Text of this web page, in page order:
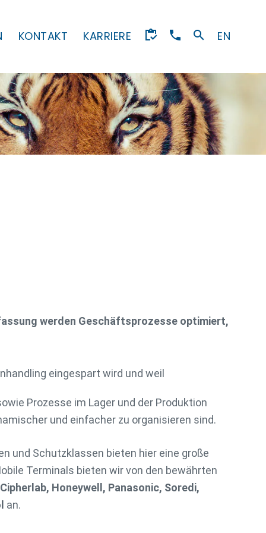
KONTAKT KARRIERE EN
werden Geschäftsprozesse optimiert,
eingespart wird und weil
Prozesse im Lager und der Produktion
und einfacher zu organisieren sind.
und Schutzklassen bieten hier eine große
Terminals bieten wir von den bewährten
Honeywell, Panasonic, Soredi,
an.